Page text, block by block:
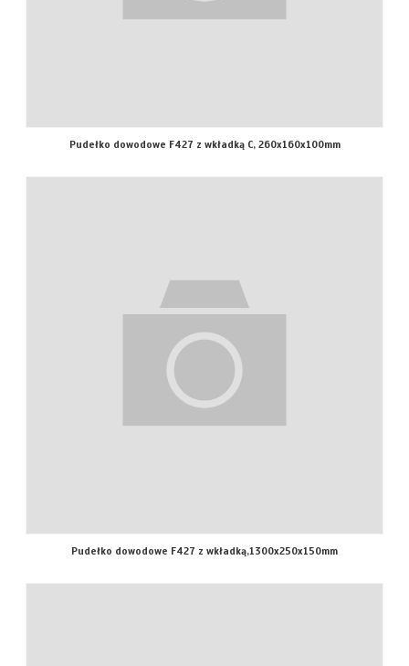
Pudełko dowodowe F427 z wkładką C, 260x160x100mm
Pudełko dowodowe F427 z wkładką,1300x250x150mm